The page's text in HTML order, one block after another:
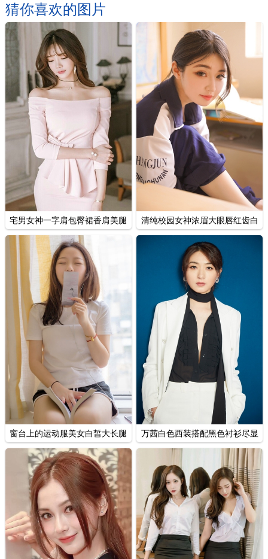
猜你喜欢的图片
宅男女神一字肩包臀裙香肩美腿
性感迷人套图
清纯校园女神浓眉大眼唇红齿白
教室写真
窗台上的运动服美女白皙大长腿
纤细光滑写真
万茜白色西装搭配黑色衬衫尽显
知性干练写真